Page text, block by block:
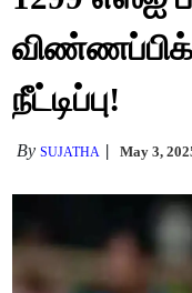
நீட்டிப்பு!
BySUJATHA May 3,